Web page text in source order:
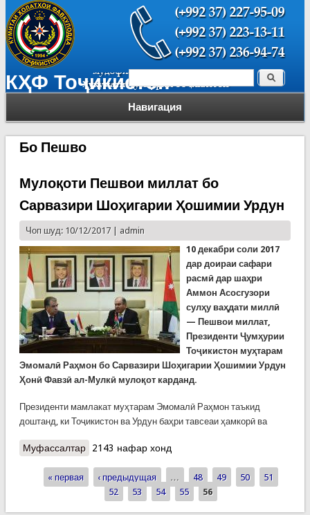
КҲФ Тоҷикистон
Навигация
Форма поиска Поиск
Бо Пешво
Мулоқоти Пешвои миллат бо
Сарвазири Шоҳигарии Ҳошимии Урдун
Чоп шуд: 10/12/2017 | admin
10 декабри соли 2017
дар доираи сафари
расмӣ дар шаҳри
Аммон Асосгузори
сулҳу ваҳдати миллӣ
— Пешвои миллат,
Президенти Ҷумҳурии
Тоҷикистон муҳтарам
Эмомалӣ Раҳмон бо Сарвазири Шоҳигарии Ҳошимии Урдун
Ҳонӣ Фавзӣ ал-Мулкӣ мулоқот карданд.
Президенти мамлакат муҳтарам Эмомалӣ Раҳмон таъкид
доштанд, ки Тоҷикистон ва Урдун баҳри тавсеаи ҳамкорӣ ва
Муфассалтаро Мулоқоти Пешвои миллат бо Сарвазири
2143 нафар хонд
Страницы
« первая ‹ предыдущая … 48 49 50
51
52
53 54 55 56